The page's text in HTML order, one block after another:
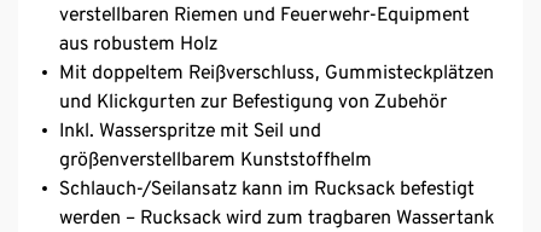
verstellbaren Riemen und Feuerwehr-Equipment
aus robustem Holz
Mit doppeltem Reißverschluss, Gummisteckplätzen
und Klickgurten zur Befestigung von Zubehör
Inkl. Wasserspritze mit Seil und
größenverstellbarem Kunststoffhelm
Schlauch-/Seilansatz kann im Rucksack befestigt
werden – Rucksack wird zum tragbaren Wassertank